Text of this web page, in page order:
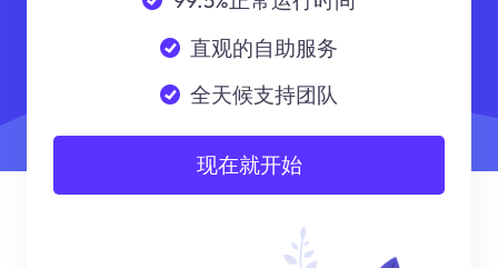
直观的自助服务
全天候支持团队
现在就开始